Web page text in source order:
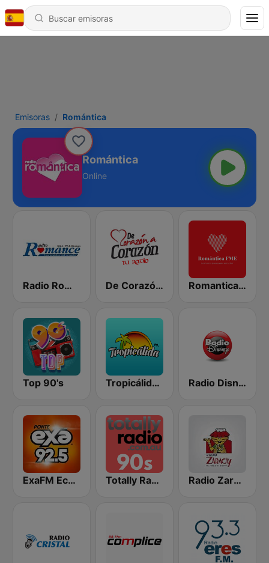
Emisoras Romántica
Romántica
Online
Radio Romance De Corazón a Corazón Romantica FME
Top 90's Tropicálida FM Radio Disney
ExaFM Ecuador Totally Radio 90s Radio Zaracay